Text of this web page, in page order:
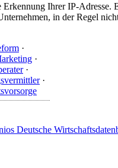
Ihrer IP-
in der Regel
·
·
·
·
Deutsche